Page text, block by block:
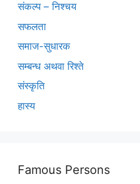
संकल्प – निश्चय
सफलता
समाज-सुधारक
सम्बन्ध अथवा रिश्ते
संस्कृति
हास्य
Famous Persons